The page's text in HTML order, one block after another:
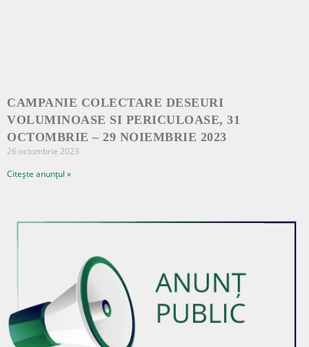
CAMPANIE COLECTARE DESEURI
VOLUMINOASE SI PERICULOASE, 31
OCTOMBRIE – 29 NOIEMBRIE 2023
26 octombrie 2023
Citește anunțul »